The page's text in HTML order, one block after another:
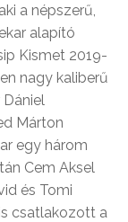
a népszerű,
alapító
Kismet 2019-
nagy kaliberű
Márton
egy három
Cem Aksel
és Tomi
csatlakozott a